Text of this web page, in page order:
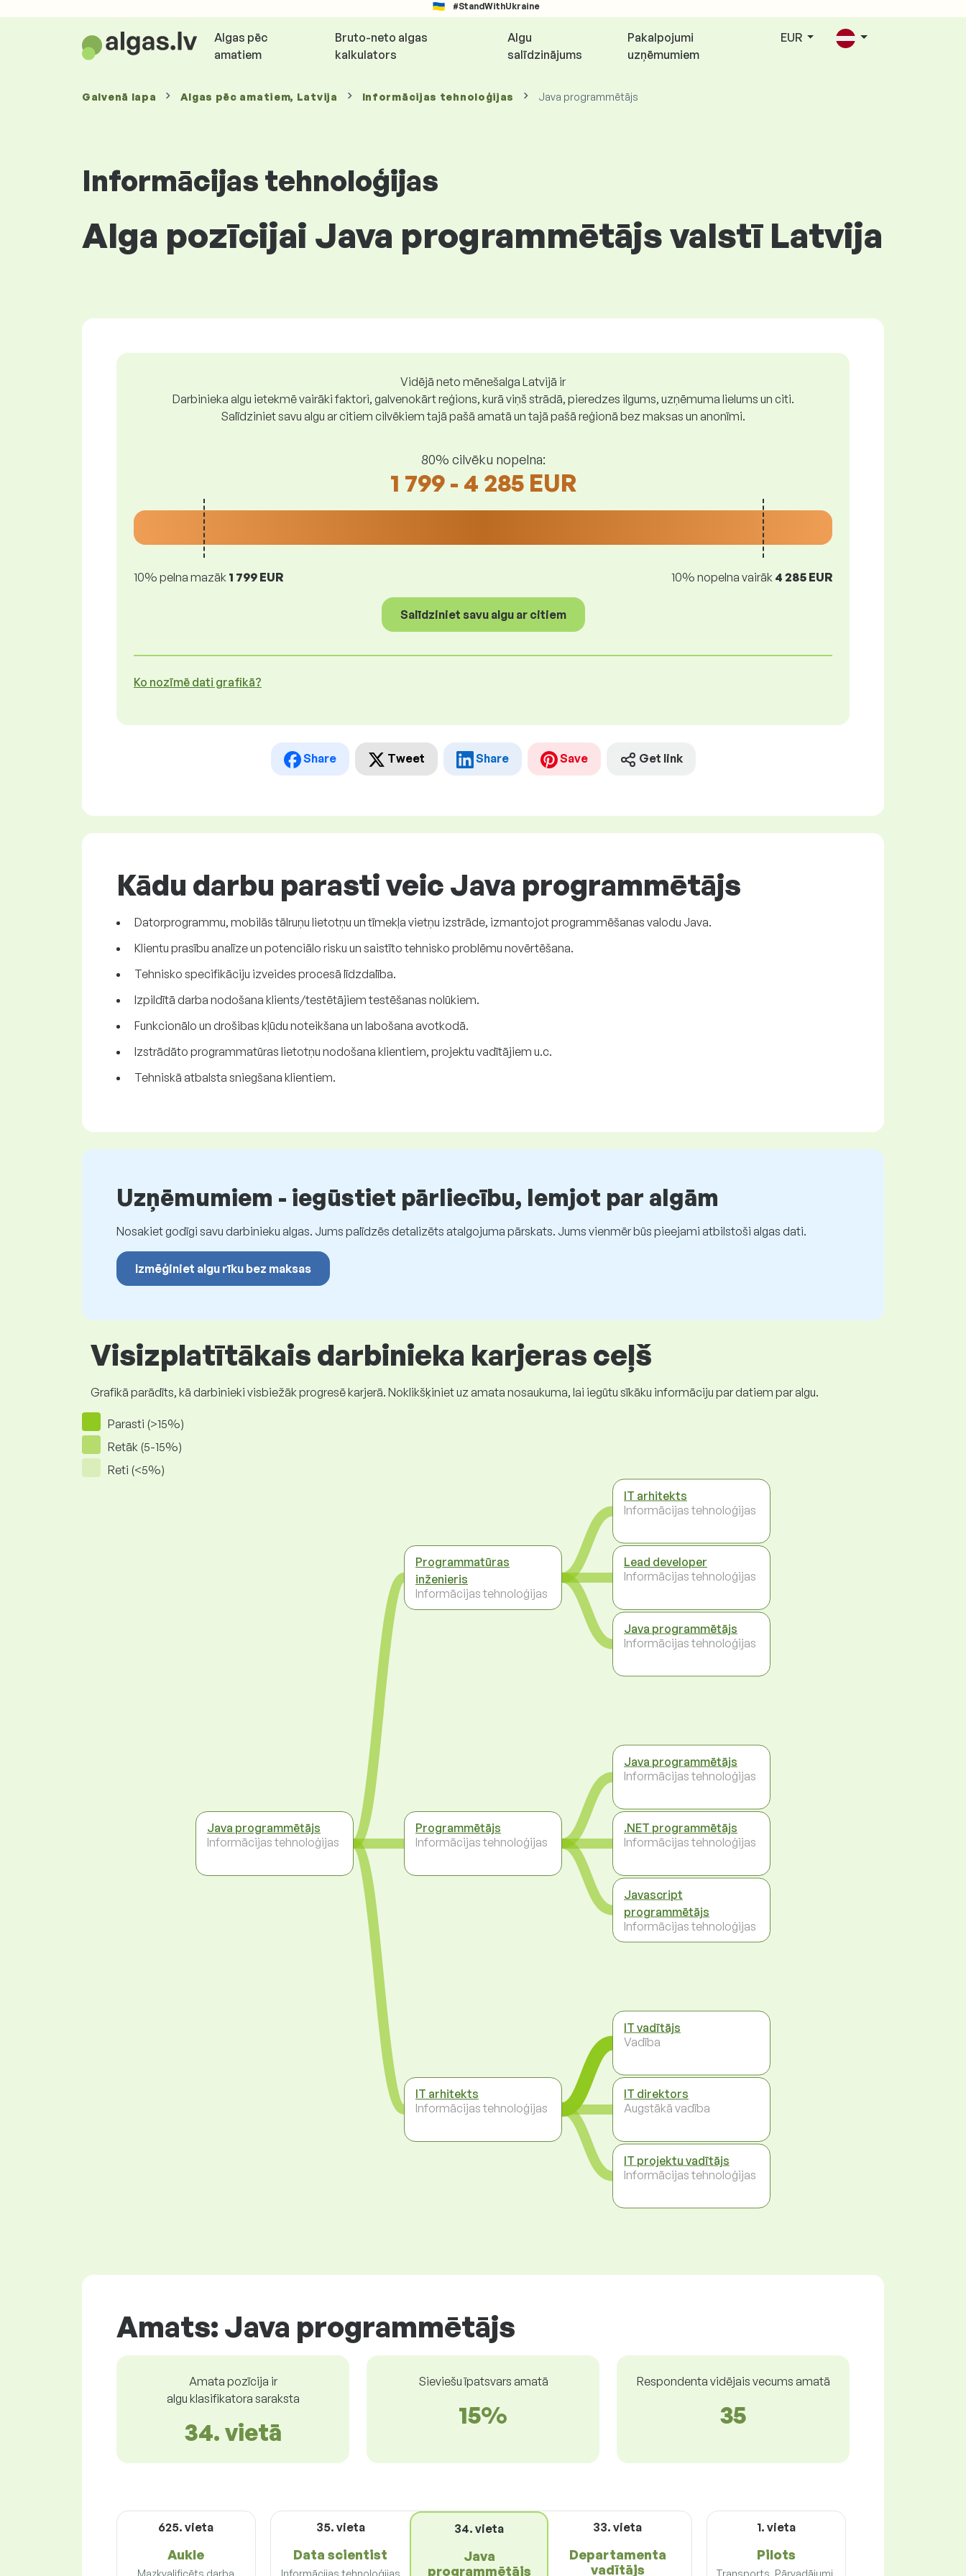
#StandWithUkraine
Algas pēc
amatiem
Bruto-neto algas
kalkulators
Algu
salīdzinājums
Pakalpojumi
uzņēmumiem
EUR
Galvenā lapa Algas pēc amatiem, Latvija Informācijas tehnoloģijas Java programmētājs
Informācijas tehnoloģijas
Alga pozīcijai Java programmētājs valstī Latvija
Vidējā neto mēnešalga Latvijā ir
Darbinieka algu ietekmē vairāki faktori, galvenokārt reģions, kurā viņš strādā, pieredzes ilgums, uzņēmuma lielums un citi.
Salīdziniet savu algu ar citiem cilvēkiem tajā pašā amatā un tajā pašā reģionā bez maksas un anonīmi.
80% cilvēku nopelna:
1 799 - 4 285 EUR
10% pelna mazāk 1 799 EUR 10% nopelna vairāk 4 285 EUR
Salīdziniet savu algu ar citiem
Ko nozīmē dati grafikā?
Share Tweet Share Save Get link
Kādu darbu parasti veic Java programmētājs
Datorprogrammu, mobilās tālruņu lietotņu un tīmekļa vietņu izstrāde, izmantojot programmēšanas valodu Java.
Klientu prasību analīze un potenciālo risku un saistīto tehnisko problēmu novērtēšana.
Tehnisko specifikāciju izveides procesā līdzdalība.
Izpildītā darba nodošana klients/testētājiem testēšanas nolūkiem.
Funkcionālo un drošibas kļūdu noteikšana un labošana avotkodā.
Izstrādāto programmatūras lietotņu nodošana klientiem, projektu vadītājiem u.c.
Tehniskā atbalsta sniegšana klientiem.
Uzņēmumiem - iegūstiet pārliecību, lemjot par algām
Nosakiet godīgi savu darbinieku algas. Jums palīdzēs detalizēts atalgojuma pārskats. Jums vienmēr būs pieejami atbilstoši algas dati.
Izmēģiniet algu rīku bez maksas
Visizplatītākais darbinieka karjeras ceļš
Grafikā parādīts, kā darbinieki visbiežāk progresē karjerā. Noklikšķiniet uz amata nosaukuma, lai iegūtu sīkāku informāciju par datiem par algu.
Parasti (>15%)
Retāk (5-15%)
Reti (<5%)
Java programmētājs
Informācijas tehnoloģijas
Programmatūras
inženieris
Informācijas tehnoloģijas
Programmētājs
Informācijas tehnoloģijas
IT arhitekts
Informācijas tehnoloģijas
IT arhitekts
Informācijas tehnoloģijas
Lead developer
Informācijas tehnoloģijas
Java programmētājs
Informācijas tehnoloģijas
Java programmētājs
Informācijas tehnoloģijas
.NET programmētājs
Informācijas tehnoloģijas
Javascript
programmētājs
Informācijas tehnoloģijas
IT vadītājs
Vadība
IT direktors
Augstākā vadība
IT projektu vadītājs
Informācijas tehnoloģijas
Amats: Java programmētājs
Amata pozīcija ir
algu klasifikatora saraksta
34. vietā
Sieviešu īpatsvars amatā
15%
Respondenta vidējais vecums amatā
35
625. vieta
Aukle
Mazkvalificēts darba
35. vieta
Data scientist
Informācijas tehnoloģijas
34. vieta
Java
programmētājs
33. vieta
Departamenta
vadītājs
1. vieta
Pilots
Transports, Pārvadājumi,